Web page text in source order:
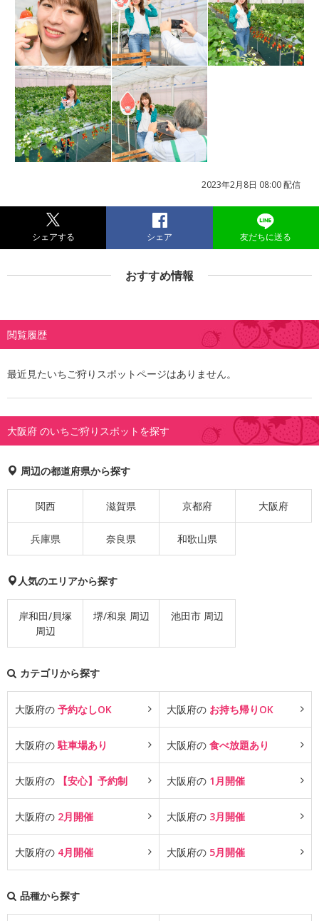
2023年2月8日 08:00 配信
シェアする シェア 友だちに送る
おすすめ情報
閲覧履歴
最近見たいちご狩りスポットページはありません。
大阪府 のいちご狩りスポットを探す
周辺の都道府県から探す
関西 滋賀県 京都府 大阪府
兵庫県 奈良県 和歌山県
人気のエリアから探す
岸和田/貝塚
周辺
堺/和泉 周辺 池田市 周辺
カテゴリから探す
大阪府の 予約なしOK 大阪府の お持ち帰りOK
大阪府の駐車場あり 大阪府の 食べ放題あり
大阪府の 【安心】予約制 大阪府の 1月開催
大阪府の 2月開催 大阪府の 3月開催
大阪府の 4月開催 大阪府の 5月開催
品種から探す